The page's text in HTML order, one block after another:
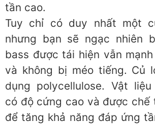
tần cao.
Tuy chỉ có duy nhất một
nhưng bạn sẽ ngạc nhiên
bass được tái hiện vẫn
và không bị méo tiếng. Củ
dụng polycellulose. Vật liệu
có độ cứng cao và được chế
để tăng khả năng đáp ứng